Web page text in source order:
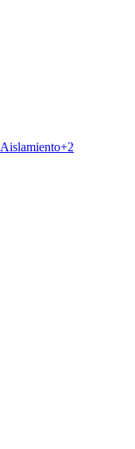
Aislamiento+2